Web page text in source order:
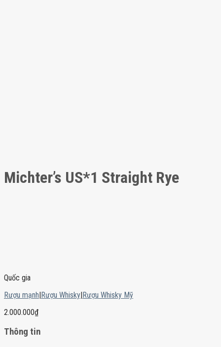
Michter’s US*1 Straight Rye
Quốc gia
Rượu mạnh|Rượu Whisky|Rượu Whisky Mỹ
2.000.000₫
Thông tin